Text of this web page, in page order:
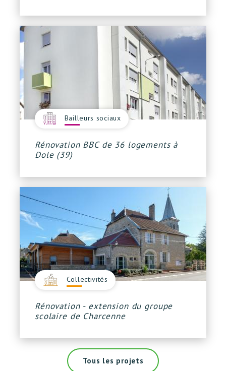
Bailleurs sociaux
Rénovation BBC de 36 logements à
Dole (39)
Collectivités
Rénovation - extension du groupe
scolaire de Charcenne
Tous les projets